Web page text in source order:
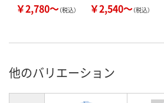
￥2,780～（税込） ￥2,540～（税込）
他のバリエーション